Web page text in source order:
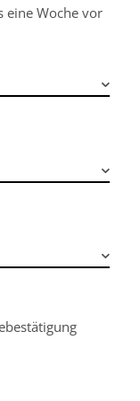
eine Woche vor